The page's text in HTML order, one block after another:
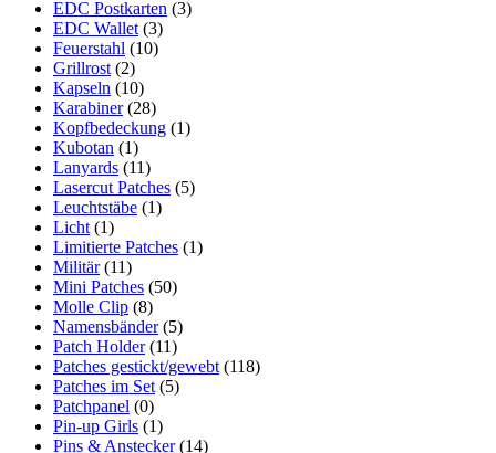
EDC Postkarten (3)
EDC Wallet (3)
Feuerstahl (10)
Grillrost (2)
Kapseln (10)
Karabiner (28)
Kopfbedeckung (1)
Kubotan (1)
Lanyards (11)
Lasercut Patches (5)
Leuchtstäbe (1)
Licht (1)
Limitierte Patches (1)
Militär (11)
Mini Patches (50)
Molle Clip (8)
Namensbänder (5)
Patch Holder (11)
Patches gestickt/gewebt (118)
Patches im Set (5)
Patchpanel (0)
Pin-up Girls (1)
Pins & Anstecker (14)